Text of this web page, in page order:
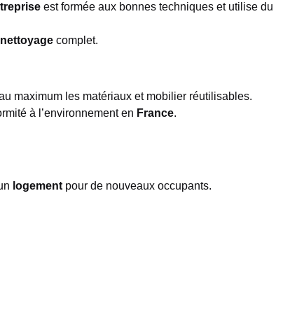
est formée aux bonnes techniques et utilise du
nettoyage complet.
maximum les matériaux et mobilier réutilisables.
à l’environnement en France.
logement pour de nouveaux occupants.